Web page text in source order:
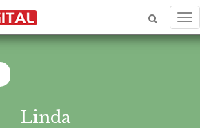
Linda